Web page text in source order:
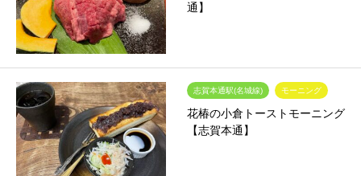
通】
志賀本通駅(名城線) モーニング
花椿の小倉トーストモーニング
【志賀本通】